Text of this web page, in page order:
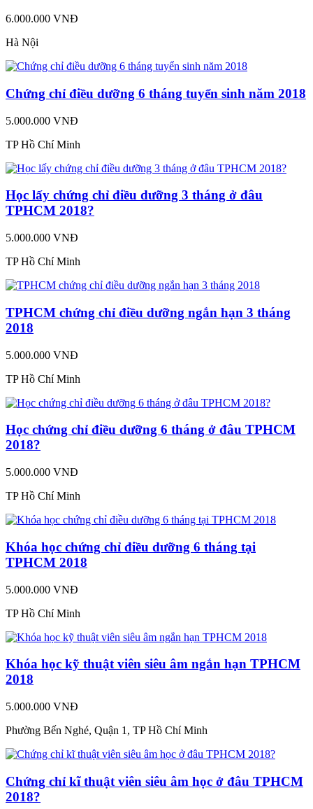
6.000.000 VNĐ
Hà Nội
Chứng chỉ điều dưỡng 6 tháng tuyển sinh năm 2018
5.000.000 VNĐ
TP Hồ Chí Minh
Học lấy chứng chỉ điều dưỡng 3 tháng ở đâu
TPHCM 2018?
5.000.000 VNĐ
TP Hồ Chí Minh
TPHCM chứng chỉ điều dưỡng ngắn hạn 3 tháng
2018
5.000.000 VNĐ
TP Hồ Chí Minh
Học chứng chỉ điều dưỡng 6 tháng ở đâu TPHCM
2018?
5.000.000 VNĐ
TP Hồ Chí Minh
Khóa học chứng chỉ điều dưỡng 6 tháng tại
TPHCM 2018
5.000.000 VNĐ
TP Hồ Chí Minh
Khóa học kỹ thuật viên siêu âm ngắn hạn TPHCM
2018
5.000.000 VNĐ
Phường Bến Nghé, Quận 1, TP Hồ Chí Minh
Chứng chỉ kĩ thuật viên siêu âm học ở đâu TPHCM
2018?